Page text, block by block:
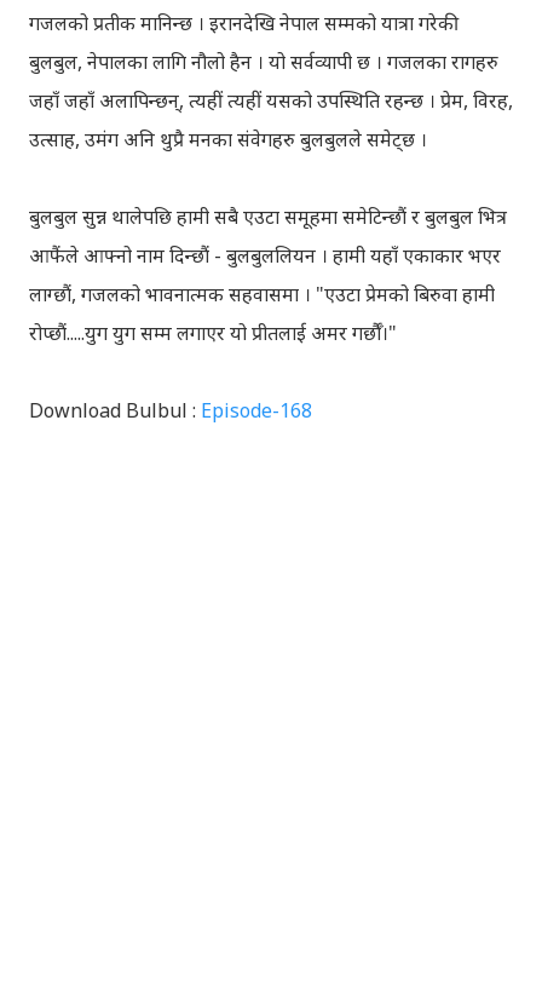
गजलको प्रतीक मानिन्छ । इरानदेखि नेपाल सम्मको यात्रा गरेकी
बुलबुल, नेपालका लागि नौलो हैन । यो सर्वव्यापी छ । गजलका रागहरु
जहाँ जहाँ अलापिन्छन्, त्यहीं त्यहीं यसको उपस्थिति रहन्छ । प्रेम, विरह,
उत्साह, उमंग अनि थुप्रै मनका संवेगहरु बुलबुलले समेट्‍छ ।
बुलबुल सुन्न थालेपछि हामी सबै एउटा समूहमा समेटिन्छौं र बुलबुल भित्र
आफैंले आफ्‍नो नाम दिन्छौं - बुलबुललियन । हामी यहाँ एकाकार भएर
लाग्छौं, गजलको भावनात्मक सहवासमा । "एउटा प्रेमको बिरुवा हामी
रोप्छौं.....युग युग सम्म लगाएर यो प्रीतलाई अमर गर्छौँ।"
Download Bulbul : Episode-168